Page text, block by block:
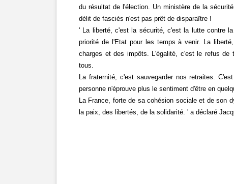
du résultat de l'élection. Un ministère de la
délit de fasciés n'est pas prêt de disparaître !
' La liberté, c'est la sécurité, c'est la lutte contre
priorité de l'Etat pour les temps à venir. La
charges et des impôts. L'égalité, c'est le refus
tous.
La fraternité, c'est sauvegarder nos retraites.
personne n'éprouve plus le sentiment d'être en
La France, forte de sa cohésion sociale et de son
la paix, des libertés, de la solidarité. ' a déclaré